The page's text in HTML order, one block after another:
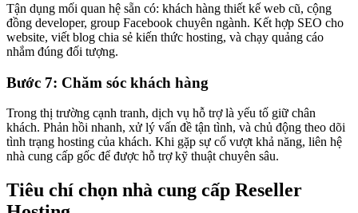
Tận dụng mối quan hệ sẵn có: khách hàng thiết kế web cũ, cộng
đồng developer, group Facebook chuyên ngành. Kết hợp SEO cho
website, viết blog chia sẻ kiến thức hosting, và chạy quảng cáo
nhắm đúng đối tượng.
Bước 7: Chăm sóc khách hàng
Trong thị trường cạnh tranh, dịch vụ hỗ trợ là yếu tố giữ chân
khách. Phản hồi nhanh, xử lý vấn đề tận tình, và chủ động theo dõi
tình trạng hosting của khách. Khi gặp sự cố vượt khả năng, liên hệ
nhà cung cấp gốc để được hỗ trợ kỹ thuật chuyên sâu.
Tiêu chí chọn nhà cung cấp Reseller